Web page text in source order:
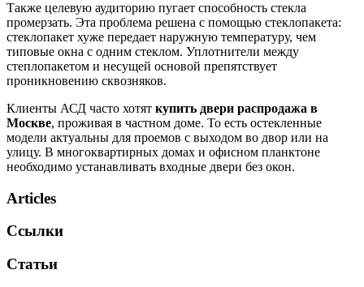
Также целевую аудиторию пугает способность стекла
промерзать. Эта проблема решена с помощью стеклопакета:
стеклопакет хуже передает наружную температуру, чем
типовые окна с одним стеклом. Уплотнители между
степлопакетом и несущей основой препятствует
проникновению сквозняков.
Клиенты АСД часто хотят купить двери распродажа в
Москве, проживая в частном доме. То есть остекленные
модели актуальны для проемов с выходом во двор или на
улицу. В многоквартирных домах и офисном планктоне
необходимо устанавливать входные двери без окон.
Articles
Ссылки
Статьи